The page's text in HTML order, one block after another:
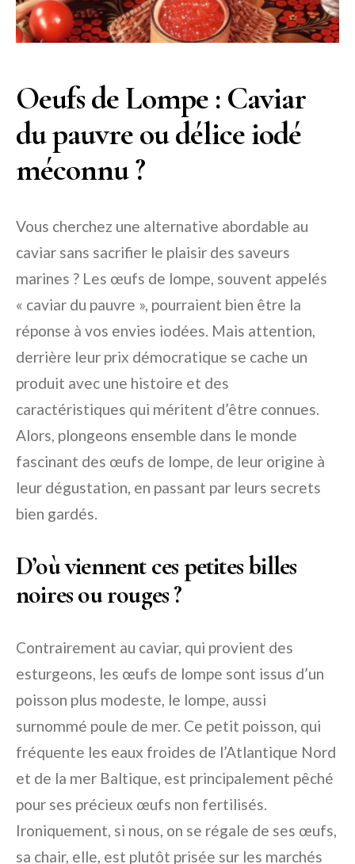
Oeufs de Lompe : Caviar
du pauvre ou délice iodé
méconnu ?
Vous cherchez une alternative abordable au
caviar sans sacrifier le plaisir des saveurs
marines ? Les œufs de lompe, souvent appelés
« caviar du pauvre », pourraient bien être la
réponse à vos envies iodées. Mais attention,
derrière leur prix démocratique se cache un
produit avec une histoire et des
caractéristiques qui méritent d’être connues.
Alors, plongeons ensemble dans le monde
fascinant des œufs de lompe, de leur origine à
leur dégustation, en passant par leurs secrets
bien gardés.
D’où viennent ces petites billes
noires ou rouges ?
Contrairement au caviar, qui provient des
esturgeons, les œufs de lompe sont issus d’un
poisson plus modeste, le lompe, aussi
surnommé poule de mer. Ce petit poisson, qui
fréquente les eaux froides de l’Atlantique Nord
et de la mer Baltique, est principalement pêché
pour ses précieux œufs non fertilisés.
Ironiquement, si nous, on se régale de ses œufs,
sa chair, elle, est plutôt prisée sur les marchés